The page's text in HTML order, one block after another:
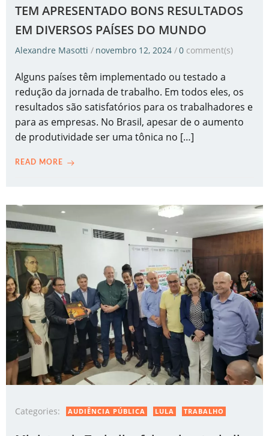
TEM APRESENTADO BONS RESULTADOS
EM DIVERSOS PAÍSES DO MUNDO
Alexandre Masotti / novembro 12, 2024 /0 comment(s)
Alguns países têm implementado ou testado a
redução da jornada de trabalho. Em todos eles, os
resultados são satisfatórios para os trabalhadores e
para as empresas. No Brasil, apesar de o aumento
de produtividade ser uma tônica no […]
READ MORE
Categories: AUDIÊNCIA PÚBLICA LULA TRABALHO